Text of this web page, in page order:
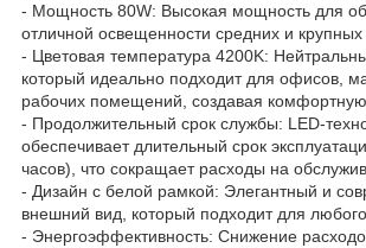
- Мощность 80W: Высокая мощность для
отличной освещенности средних и
- Цветовая температура 4200K:
который идеально подходит для офисов,
рабочих помещений, создавая
- Продолжительный срок службы: LED-
обеспечивает длительный срок
часов), что сокращает расходы на
- Дизайн с белой рамкой: Элегантный и
внешний вид, который подходит для
- Энергоэффективность: Снижение